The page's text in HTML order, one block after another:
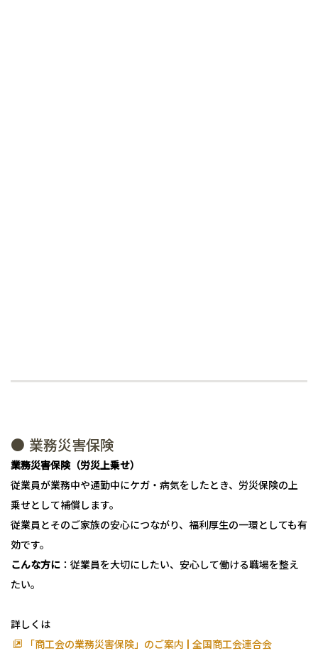
● 業務災害保険
業務災害保険（労災上乗せ）
従業員が業務中や通勤中にケガ・病気をしたとき、労災保険の上
乗せとして補償します。
従業員とそのご家族の安心につながり、福利厚生の一環としても有
効です。
こんな方に ：従業員を大切にしたい、安心して働ける職場を整え
たい。
詳しくは
「商工会の業務災害保険」のご案内 | 全国商工会連合会